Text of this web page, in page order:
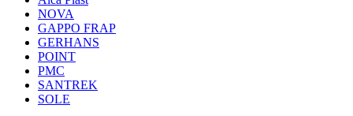
NOVA
GAPPO FRAP
GERHANS
POINT
РМС
SANTREK
SOLE